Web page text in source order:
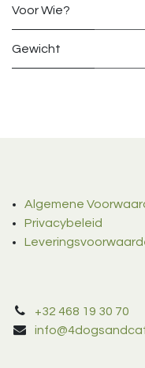
Voor Wie?
Gewicht
Algemene
Privacybeleid
+32 468 19 30 70